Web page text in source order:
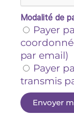
Modalité de
Payer
par email)
Payer
transmis
Envoyer